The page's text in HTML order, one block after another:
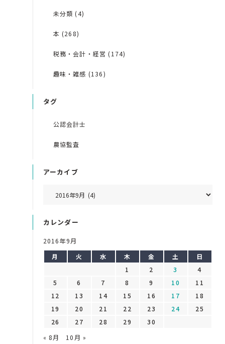
未分類 (4)
本 (268)
税務・会計・経営 (174)
趣味・雑感 (136)
タグ
公認会計士
農協監査
アーカイブ
カレンダー
2016年9月
月
火 水 木 金 土
日
1
2 3
4
5
6 7 8 9 10
11
12
13 14 15 16 17
18
19
20 21 22 23 24
25
26
27 28 29
30
« 8月
10月 »